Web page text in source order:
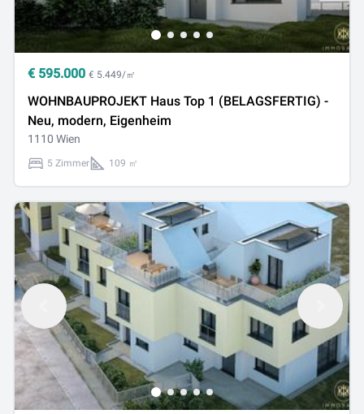
€ 595.000 € 5.449/㎡
WOHNBAUPROJEKT Haus Top 1 (BELAGSFERTIG) -
Neu, modern, Eigenheim
1110 Wien
5 Zimmer 109 ㎡